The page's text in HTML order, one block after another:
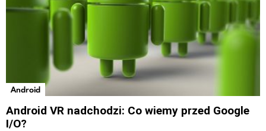
Android
Android VR nadchodzi: Co wiemy przed Google
I/O?